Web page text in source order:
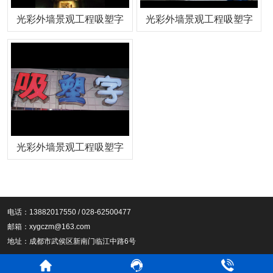
光彩外墙景观工程吸塑字 光彩外墙景观工程吸塑字
光彩外墙景观工程吸塑字
电话：13882017550 / 028-62500477
邮箱：xygczm@163.com
地址：成都市武侯区新南门临江中路6号